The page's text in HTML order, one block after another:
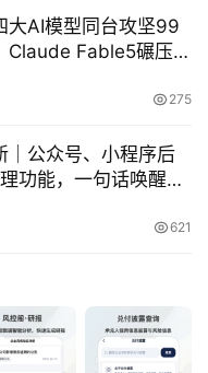
大AI模型同台攻坚99
Claude Fable5碾压全
275
｜公众号、小程序后
功能，一句话唤醒你
621